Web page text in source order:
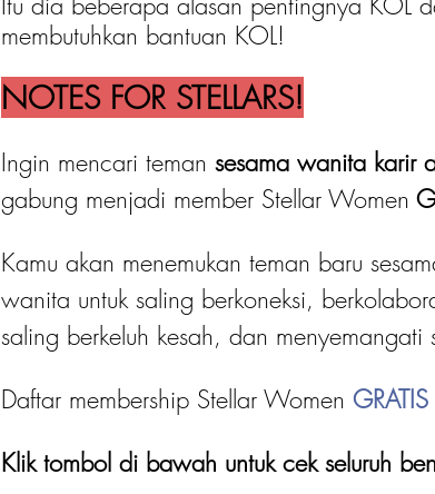
membutuhkan bantuan KOL!
NOTES FOR STELLARS!
Ingin mencari teman sesama wanita karir
gabung menjadi member Stellar Women
Kamu akan menemukan teman baru
wanita untuk saling berkoneksi,
saling berkeluh kesah, dan menyemangati
Daftar membership Stellar Women GRATIS
Klik tombol di bawah untuk cek seluruh